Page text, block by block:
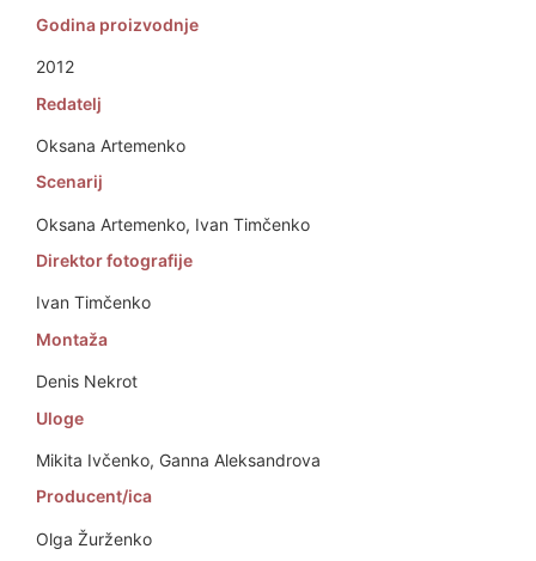
Godina proizvodnje
2012
Redatelj
Oksana Artemenko
Scenarij
Oksana Artemenko, Ivan Timčenko
Direktor fotografije
Ivan Timčenko
Montaža
Denis Nekrot
Uloge
Mikita Ivčenko, Ganna Aleksandrova
Producent/ica
Olga Žurženko